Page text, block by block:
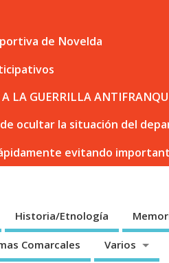
de Novelda
LA GUERRILLA
de ocultar la situación del
evitando
Historia/Etnología
Comarcales Varios